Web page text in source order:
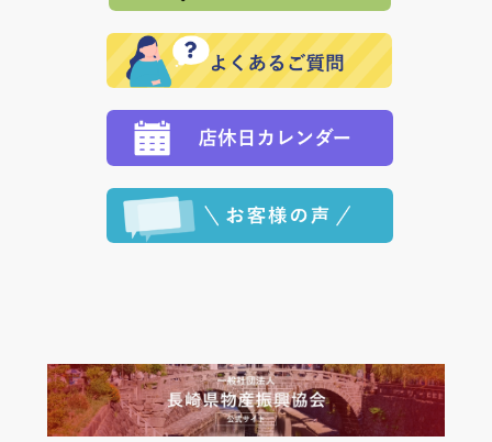
で、 それぞれ個別に送料が必要になります。
願いいたします。
定された場合は、準備出来次第の便にてお送りいたし
ます。 （到着日指定をされている場合は、ご指定の日
程に合わせてお届けいたします。）